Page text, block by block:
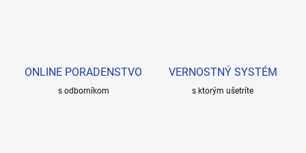
ONLINE PORADENSTVO
s odborníkom
VERNOSTNÝ SYSTÉM
s ktorým ušetríte